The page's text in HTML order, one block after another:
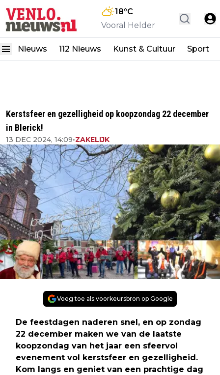
18°C
Vooral Helder
Nieuws 112 Nieuws Kunst & Cultuur Sport
Kerstsfeer en gezelligheid op koopzondag 22 december
in Blerick!
13 DEC 2024, 14:09•ZAKELIJK
Voeg toe als voorkeursbron op Google
De feestdagen naderen snel, en op zondag
22 december maken we van de laatste
koopzondag van het jaar een sfeervol
evenement vol kerstsfeer en gezelligheid.
Kom langs en geniet van een prachtige dag